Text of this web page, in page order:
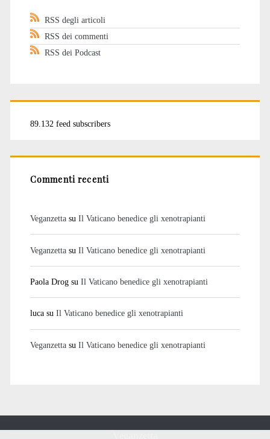
RSS degli articoli
RSS dei commenti
RSS dei Podcast
89.132 feed subscribers
Commenti recenti
Veganzettasu Il Vaticano benedice gli xenotrapianti
Veganzettasu Il Vaticano benedice gli xenotrapianti
Paola Drogsu Il Vaticano benedice gli xenotrapianti
lucasu Il Vaticano benedice gli xenotrapianti
Veganzettasu Il Vaticano benedice gli xenotrapianti